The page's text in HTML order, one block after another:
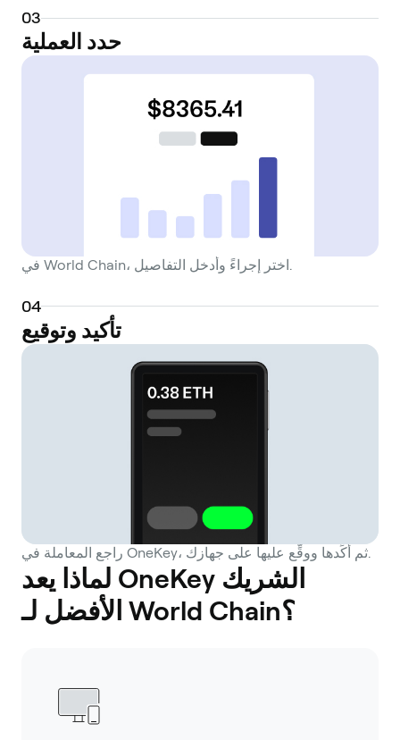
03
حدد العملية
04
تأكيد وتوقيع
راجع المعاملة في OneKey، ثم أكِّدها ووقِّع عليها على جهازك.
لماذا يعد OneKey الشريك
الأفضل لـ World Chain؟